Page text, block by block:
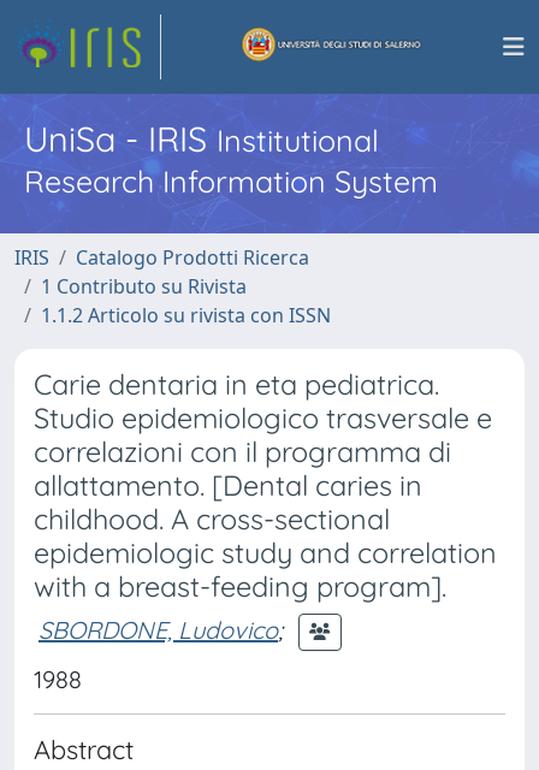
UniSa - IRISInstitutional
Research Information System
IRIS
Catalogo Prodotti Ricerca
1 Contributo su Rivista
1.1.2 Articolo su rivista con ISSN
Carie dentaria in eta pediatrica.
Studio epidemiologico trasversale e
correlazioni con il programma di
allattamento. [Dental caries in
childhood. A cross-sectional
epidemiologic study and correlation
with a breast-feeding program].
SBORDONE, Ludovico;
1988
Abstract